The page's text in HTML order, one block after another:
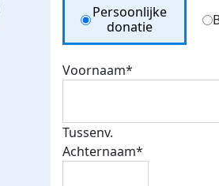
Donateurs
Donation Type
Persoonlijke
donatie
Voornaam*
Tussenv.
Achternaam*